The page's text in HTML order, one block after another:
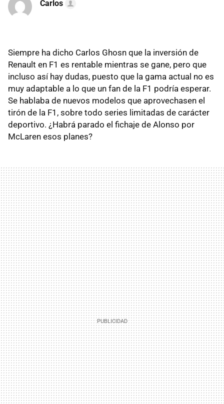
Carlos
Siempre ha dicho Carlos Ghosn que la inversión de
Renault en F1 es rentable mientras se gane, pero que
incluso así hay dudas, puesto que la gama actual no es
muy adaptable a lo que un fan de la F1 podría esperar.
Se hablaba de nuevos modelos que aprovechasen el
tirón de la F1, sobre todo series limitadas de carácter
deportivo. ¿Habrá parado el fichaje de Alonso por
McLaren esos planes?